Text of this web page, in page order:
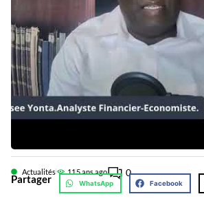
Actualités 115 ans ago 0
Partager WhatsApp Facebook